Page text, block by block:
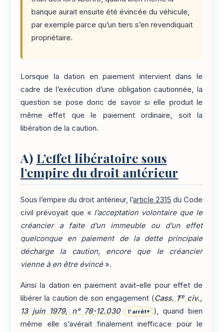
banque aurait ensuite été évincée du véhicule,
par exemple parce qu’un tiers s’en revendiquait
propriétaire.
Lorsque la dation en paiement intervient dans le
cadre de l’exécution d’une obligation cautionnée, la
question se pose donc de savoir si elle produit le
même effet que le paiement ordinaire, soit la
libération de la caution.
A) L’effet libératoire sous
l’empire du droit antérieur
Sous l’empire du droit antérieur, l’article 2315 du Code
civil prévoyait que « l’acceptation volontaire que le
créancier a faite d’un immeuble ou d’un effet
quelconque en paiement de la dette principale
décharge la caution, encore que le créancier
vienne à en être évincé».
Ainsi la dation en paiement avait-elle pour effet de
libérer la caution de son engagement (Cass. 1reciv.,
13 juin 1979, n° 78-12.030
l'arrêt▾
), quand bien
même elle s’avérait finalement inefficace pour le